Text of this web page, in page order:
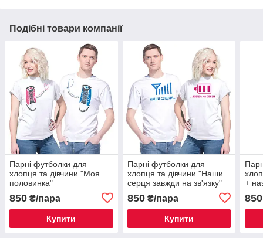
Подібні товари компанії
Парні футболки для
хлопця та дівчини "Моя
половинка"
850 ₴/пара
Купити
Парні футболки для
хлопця та дівчини "Наши
серця завжди на зв'язку"
850₴/пара
Купити
+
850